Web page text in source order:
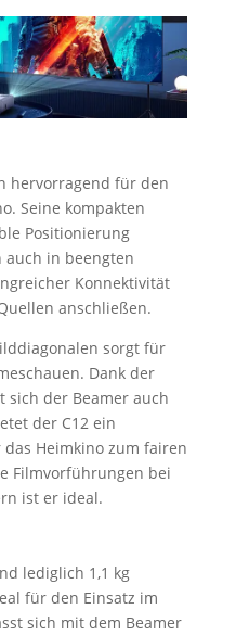
hervorragend für den
Seine kompakten
Positionierung
in beengten
Konnektivität
anschließen.
sorgt für
Dank der
sich der Beamer auch
der C12 ein
Heimkino zum fairen
Filmvorführungen bei
ist er ideal.
lediglich 1,1 kg
für den Einsatz im
sich mit dem Beamer